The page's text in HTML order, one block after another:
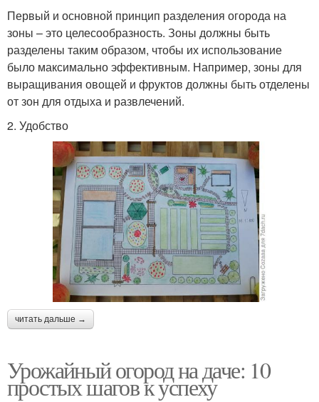
Первый и основной принцип разделения огорода на
зоны – это целесообразность. Зоны должны быть
разделены таким образом, чтобы их использование
было максимально эффективным. Например, зоны для
выращивания овощей и фруктов должны быть отделены
от зон для отдыха и развлечений.
2. Удобство
читать дальше →
Урожайный огород на даче: 10
простых шагов к успеху